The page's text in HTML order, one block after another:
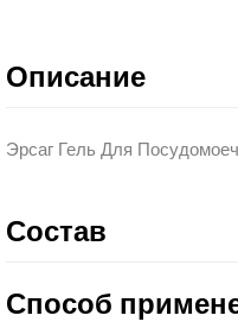
Описание
Эрсаг Гель Для
Состав
Способ